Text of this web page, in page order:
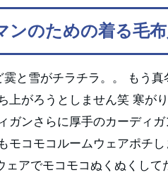
のための着る毛布
と雪がチラチラ。。 もう真
上がろうとしません笑 寒が
ガンさらに厚手のカーディ
モコモコルームウェアポチ
アでモコモコぬくぬくして